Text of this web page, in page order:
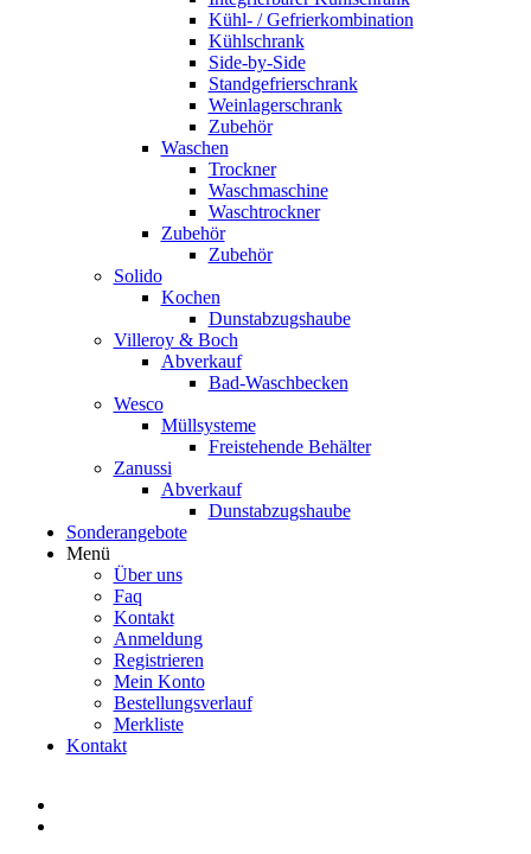
Kühl- / Gefrierkombination
Kühlschrank
Side-by-Side
Standgefrierschrank
Weinlagerschrank
Zubehör
Waschen
Trockner
Waschmaschine
Waschtrockner
Zubehör
Zubehör
Solido
Kochen
Dunstabzugshaube
Villeroy & Boch
Abverkauf
Bad-Waschbecken
Wesco
Müllsysteme
Freistehende Behälter
Zanussi
Abverkauf
Dunstabzugshaube
Sonderangebote
Menü
Über uns
Faq
Kontakt
Anmeldung
Registrieren
Mein Konto
Bestellungsverlauf
Merkliste
Kontakt